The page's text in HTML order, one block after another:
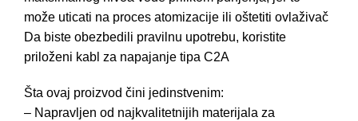
može uticati na proces atomizacije ili oštetiti ovlaživač
Da biste obezbedili pravilnu upotrebu, koristite
priloženi kabl za napajanje tipa C2A
Šta ovaj proizvod čini jedinstvenim:
– Napravljen od najkvalitetnijih materijala za